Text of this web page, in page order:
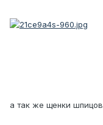
а так же щенки